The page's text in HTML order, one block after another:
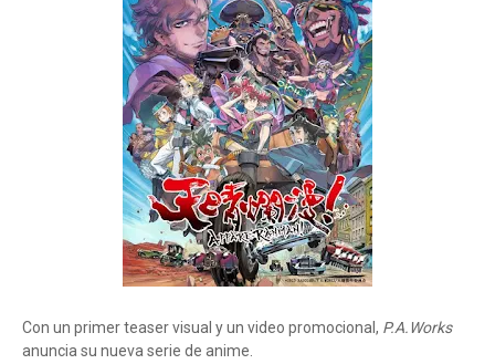
Con un primer teaser visual y un video promocional, P.A.Works
anuncia su nueva serie de anime.